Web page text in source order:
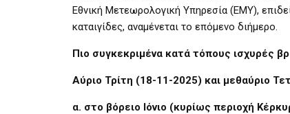
Εθνική Μετεωρολογική Υπηρεσία (ΕΜΥ),
καταιγίδες, αναμένεται το επόμενο διήμερο.
Πιο συγκεκριμένα κατά τόπους ισχυρές
Αύριο Τρίτη (18-11-2025) και μεθαύριο
α. στο βόρειο Ιόνιο (κυρίως περιοχή